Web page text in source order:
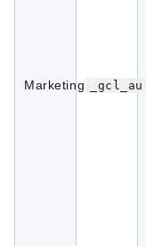
Marketing _gcl_au